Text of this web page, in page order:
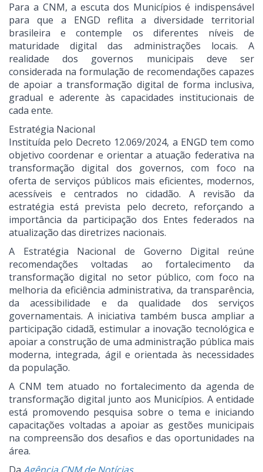
Para a CNM, a escuta dos Municípios é indispensável
para que a ENGD reflita a diversidade territorial
brasileira e contemple os diferentes níveis de
maturidade digital das administrações locais. A
realidade dos governos municipais deve ser
considerada na formulação de recomendações capazes
de apoiar a transformação digital de forma inclusiva,
gradual e aderente às capacidades institucionais de
cada ente.
Estratégia Nacional
Instituída pelo Decreto 12.069/2024, a ENGD tem como
objetivo coordenar e orientar a atuação federativa na
transformação digital dos governos, com foco na
oferta de serviços públicos mais eficientes, modernos,
acessíveis e centrados no cidadão. A revisão da
estratégia está prevista pelo decreto, reforçando a
importância da participação dos Entes federados na
atualização das diretrizes nacionais.
A Estratégia Nacional de Governo Digital reúne
recomendações voltadas ao fortalecimento da
transformação digital no setor público, com foco na
melhoria da eficiência administrativa, da transparência,
da acessibilidade e da qualidade dos serviços
governamentais. A iniciativa também busca ampliar a
participação cidadã, estimular a inovação tecnológica e
apoiar a construção de uma administração pública mais
moderna, integrada, ágil e orientada às necessidades
da população.
A CNM tem atuado no fortalecimento da agenda de
transformação digital junto aos Municípios. A entidade
está promovendo pesquisa sobre o tema e iniciando
capacitações voltadas a apoiar as gestões municipais
na compreensão dos desafios e das oportunidades na
área.